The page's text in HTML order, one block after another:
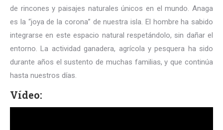
de rincones y paisajes naturales únicos en el mundo. Anaga
es la “joya de la corona” de nuestra isla. El hombre ha sabido
integrarse en este espacio natural respetándolo, sin dañar el
entorno. La actividad ganadera, agrícola y pesquera ha sido
durante años el sustento de muchas familias, y que continúa
hasta nuestros días.
Vídeo: